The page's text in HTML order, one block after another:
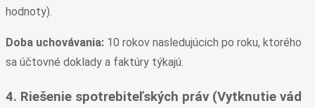
hodnoty).
Doba uchovávania: 10 rokov nasledujúcich po roku, ktorého
sa účtovné doklady a faktúry týkajú.
4. Riešenie spotrebiteľských práv (Vytknutie vád